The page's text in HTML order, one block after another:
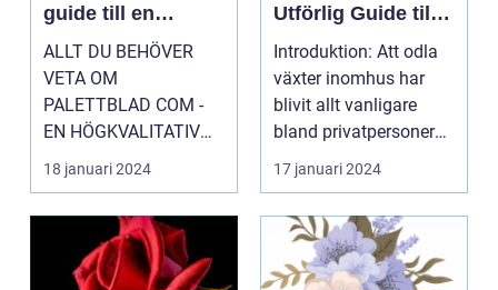
guide till en
trendig
inomhusväxt
ALLT DU BEHÖVER
VETA OM
PALETTBLAD COM -
EN HÖGKVALITATIV
ÖVERSIKT Introduktion
Palettblad com, ell...
18 januari 2024
Utförlig Guide till
Populära
Inomhusväxter
Introduktion: Att odla
växter inomhus har
blivit allt vanligare
bland privatpersoner
för att skapa e...
17 januari 2024